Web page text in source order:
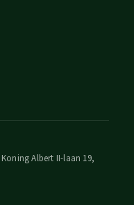
Koning Albert II-laan 19,